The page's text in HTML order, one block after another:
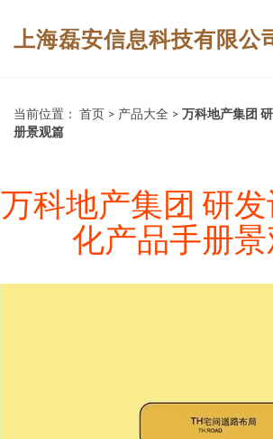
上海磊安信息科技有限公
当前位置： 首页 > 产品大全 > 万科地产集团
册景观篇
万科地产集团 研
化产品手册